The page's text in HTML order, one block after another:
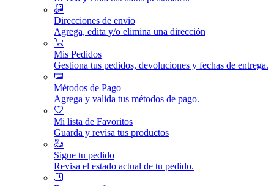
Direcciones de envio
Agrega, edita y/o elimina una dirección
Mis Pedidos
Gestiona tus pedidos, devoluciones y fechas de entrega.
Métodos de Pago
Agrega y valida tus métodos de pago.
Mi lista de Favoritos
Guarda y revisa tus productos
Sigue tu pedido
Revisa el estado actual de tu pedido.